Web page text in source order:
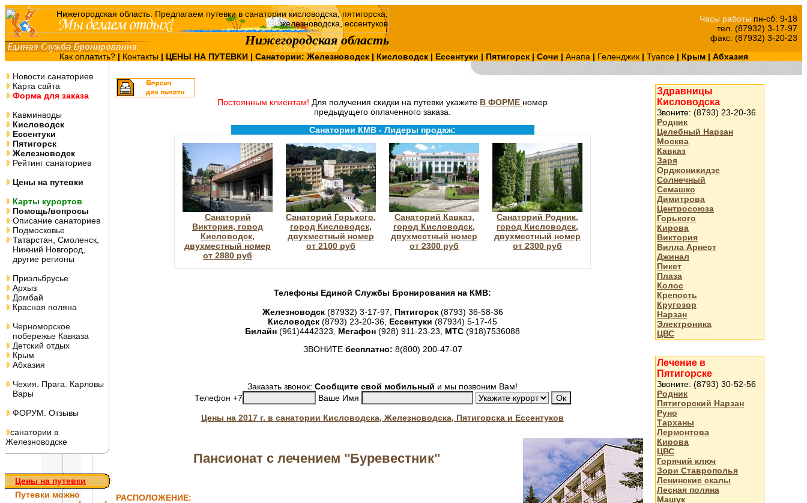
Нижегородская область
Часы работы пн-сб: 9-18
тел. (87932) 3-17-97
факс: (87932) 3-20-23
Как оплатить? | Контакты | ЦЕНЫ НА ПУТЕВКИ| Санатории: Железноводск| Кисловодск | Ессентуки | Пятигорск| Сочи | Анапа | Геленджик | Туапсе| Крым| Абхазия
Новости санаториев
Карта сайта
Форма для заказа
Кавминводы
Кисловодск
Ессентуки
Пятигорск
Железноводск
Рейтинг санаториев
Цены на путевки
Карты курортов
Помощь/вопросы
Описание санаториев
Подмосковье
Татарстан, Смоленск,
Нижний Новгород,
другие регионы
Приэльбрусье
Архыз
Домбай
Красная поляна
Черноморское
побережье Кавказа
Детский отдых
Крым
Абхазия
Чехия. Прага. Карловы
Вары
ФОРУМ. Отзывы
санатории в
Железноводске
Цены на путевки
Путевки можно
Постоянным клиентам! Для получения скидки на путевки укажите В ФОРМЕ номер
предыдущего оплаченного заказа.
Санатории КМВ - Лидеры продаж:
Санаторий
Виктория, город
Кисловодск,
двухместный номер
от 2880 руб
Санаторий Горького,
город Кисловодск,
двухместный номер
от 2100 руб
Санаторий Кавказ,
город Кисловодск,
двухместный номер
от 2300 руб
Санаторий Родник,
город Кисловодск,
двухместный номер
от 2300 руб
Телефоны Единой Службы Бронирования на КМВ:
Железноводск (87932) 3-17-97, Пятигорск (8793) 36-58-36
Кисловодск (8793) 23-20-36, Ессентуки (87934) 5-17-45
Билайн (961)4442323, Мегафон (928) 911-23-23, МТС (918)7536088
ЗВОНИТЕ бесплатно: 8(800) 200-47-07
Заказать звонок: Сообщите свой мобильный и мы позвоним Вам!
Телефон +7
Ваше Имя
Цены на 2017 г. в санатории Кисловодска, Железноводска, Пятигорска и Ессентуков
Пансионат с лечением "Буревестник"
РАСПОЛОЖЕНИЕ:
Здравницы
Кисловодска
Звоните: (8793) 23-20-36
Родник
Целебный Нарзан
Москва
Кавказ
Заря
Орджоникидзе
Солнечный
Семашко
Димитрова
Центросоюза
Горького
Кирова
Виктория
Вилла Арнест
Джинал
Пикет
Плаза
Колос
Крепость
Кругозор
Нарзан
Электроника
ЦВС
Лечение в
Пятигорске
Звоните: (8793) 30-52-56
Родник
Пятигорский Нарзан
Руно
Тарханы
Лермонтова
Кирова
ЦВС
Горячий ключ
Зори Ставрополья
Ленинские скалы
Лесная поляна
Машук